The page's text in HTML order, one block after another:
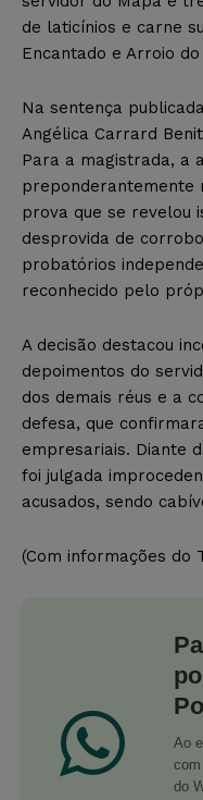
de laticínios e carne
Encantado e Arroio do
Na sentença
Angélica Carrard
Para a magistrada, a
preponderantemente
prova que se revelou
desprovida de
probatórios
reconhecido pelo
A decisão destacou
depoimentos do
dos demais réus e a
defesa, que
empresariais. Diante
foi julgada
acusados, sendo
(Com informações do
Ao
do